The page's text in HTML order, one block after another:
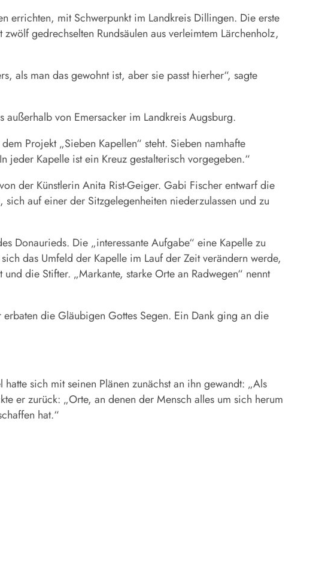
errichten, mit Schwerpunkt im Landkreis Dillingen. Die erste
gedrechselten Rundsäulen aus verleimtem Lärchenholz,
als man das gewohnt ist, aber sie passt hierher“, sagte
außerhalb von Emersacker im Landkreis Augsburg.
Projekt „Sieben Kapellen“ steht. Sieben namhafte
Kapelle ist ein Kreuz gestalterisch vorgegeben.“
der Künstlerin Anita Rist-Geiger. Gabi Fischer entwarf die
auf einer der Sitzgelegenheiten niederzulassen und zu
Donaurieds. Die „interessante Aufgabe“ eine Kapelle zu
das Umfeld der Kapelle im Lauf der Zeit verändern werde,
die Stifter. „Markante, starke Orte an Radwegen“ nennt
die Gläubigen Gottes Segen. Ein Dank ging an die
sich mit seinen Plänen zunächst an ihn gewandt: „Als
er zurück: „Orte, an denen der Mensch alles um sich herum
hat.“